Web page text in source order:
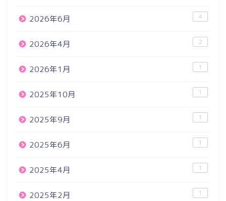
2026年6月 4
2026年4月 2
2026年1月 1
2025年10月 1
2025年9月 1
2025年6月 1
2025年4月 1
2025年2月 1